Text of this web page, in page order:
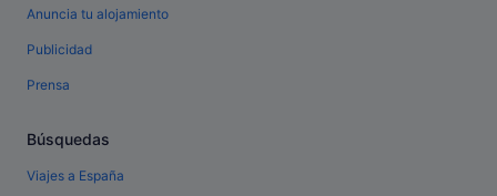
Anuncia tu alojamiento
Publicidad
Prensa
Búsquedas
Viajes a España